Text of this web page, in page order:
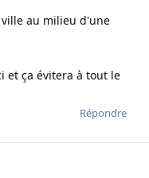
au milieu d'une
et ça évitera à tout le
Répondre